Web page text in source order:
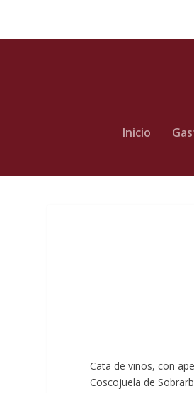
Inicio
Cata de vinos, con
Coscojuela de